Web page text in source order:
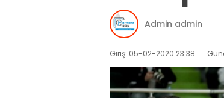
Admin admin
Giriş: 05-02-2020 23:38